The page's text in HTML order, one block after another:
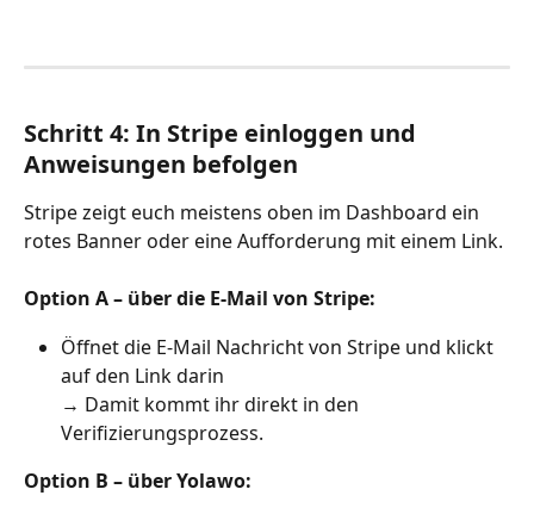
Schritt 4: In Stripe einloggen und
Anweisungen befolgen
Stripe zeigt euch meistens oben im Dashboard ein
rotes Banner oder eine Aufforderung mit einem Link.
Option A – über die E-Mail von Stripe:
Öffnet die E-Mail Nachricht von Stripe und klickt
auf den Link darin
→ Damit kommt ihr direkt in den
Verifizierungsprozess.
Option B – über Yolawo: